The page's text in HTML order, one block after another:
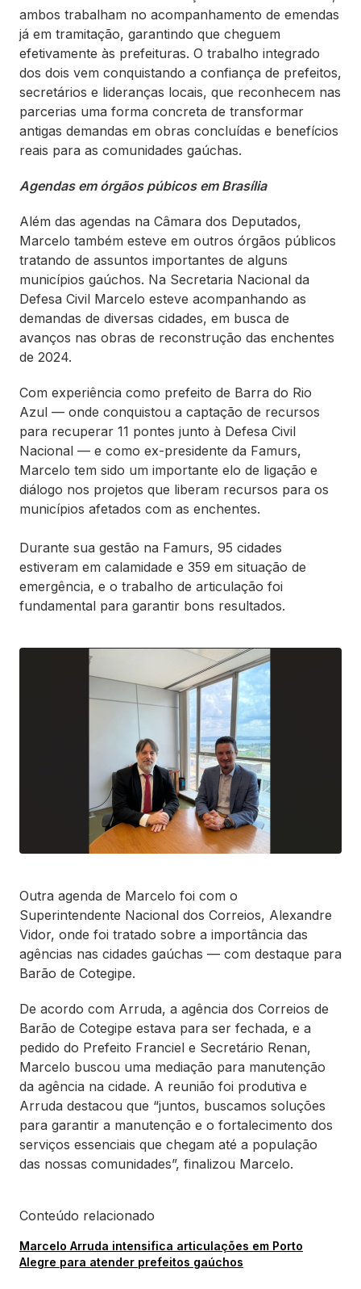
ambos trabalham no acompanhamento de emendas
já em tramitação, garantindo que cheguem
efetivamente às prefeituras. O trabalho integrado
dos dois vem conquistando a confiança de prefeitos,
secretários e lideranças locais, que reconhecem nas
parcerias uma forma concreta de transformar
antigas demandas em obras concluídas e benefícios
reais para as comunidades gaúchas.
Agendas em órgãos púbicos em Brasília
Além das agendas na Câmara dos Deputados,
Marcelo também esteve em outros órgãos públicos
tratando de assuntos importantes de alguns
municípios gaúchos. Na Secretaria Nacional da
Defesa Civil Marcelo esteve acompanhando as
demandas de diversas cidades, em busca de
avanços nas obras de reconstrução das enchentes
de 2024.
Com experiência como prefeito de Barra do Rio
Azul — onde conquistou a captação de recursos
para recuperar 11 pontes junto à Defesa Civil
Nacional — e como ex-presidente da Famurs,
Marcelo tem sido um importante elo de ligação e
diálogo nos projetos que liberam recursos para os
municípios afetados com as enchentes.
Durante sua gestão na Famurs, 95 cidades
estiveram em calamidade e 359 em situação de
emergência, e o trabalho de articulação foi
fundamental para garantir bons resultados.
Outra agenda de Marcelo foi com o
Superintendente Nacional dos Correios, Alexandre
Vidor, onde foi tratado sobre a importância das
agências nas cidades gaúchas — com destaque para
Barão de Cotegipe.
De acordo com Arruda, a agência dos Correios de
Barão de Cotegipe estava para ser fechada, e a
pedido do Prefeito Franciel e Secretário Renan,
Marcelo buscou uma mediação para manutenção
da agência na cidade. A reunião foi produtiva e
Arruda destacou que “juntos, buscamos soluções
para garantir a manutenção e o fortalecimento dos
serviços essenciais que chegam até a população
das nossas comunidades”, finalizou Marcelo.
Conteúdo relacionado
Marcelo Arruda intensifica articulações em Porto
Alegre para atender prefeitos gaúchos